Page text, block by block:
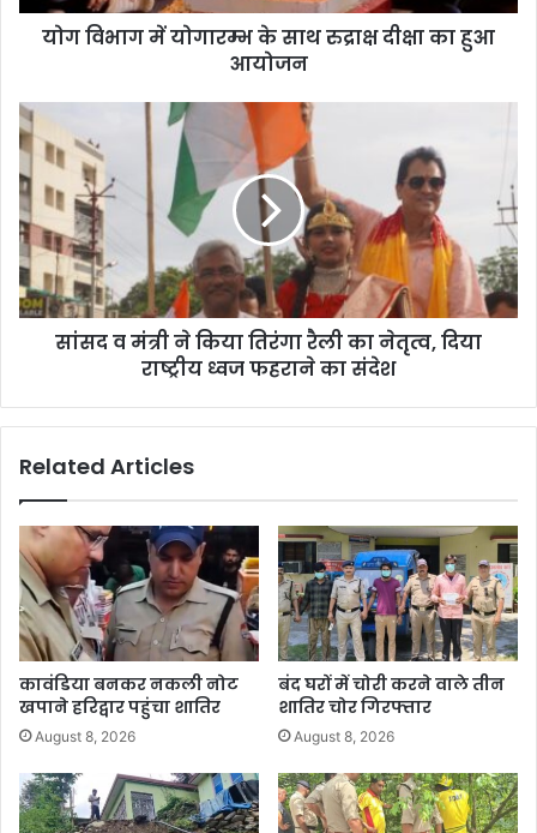
योग विभाग में योगारम्भ के साथ रुद्राक्ष दीक्षा का हुआ
आयोजन
सांसद व मंत्री ने किया तिरंगा रैली का नेतृत्व, दिया
राष्ट्रीय ध्वज फहराने का संदेश
Related Articles
कावंडिया बनकर नकली नोट
खपाने हरिद्वार पहुंचा शातिर
August 8, 2026
बंद घरों में चोरी करने वाले तीन
शातिर चोर गिरफ्तार
August 8, 2026